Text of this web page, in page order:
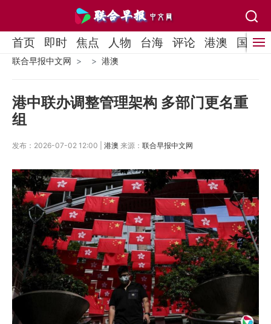
首页 即时 焦点 人物 台海 评论 港澳 国际
联合早报中文网 港澳
港中联办调整管理架构 多部门更名重
组
发布：2026-07-02 12:00 | 港澳 来源： 联合早报中文网